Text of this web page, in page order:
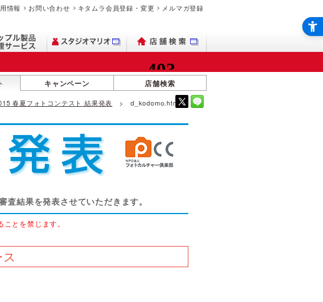
情報 お問い合わせ キタムラ会員登録・変更 メルマガ登録
キャンペーン 店舗検索
春夏フォトコンテスト 結果発表 d_kodomo.html
査結果を発表させていただきます。
とを禁じます。